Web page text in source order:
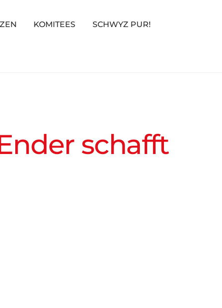
KOMITEES SCHWYZ PUR!
schafft